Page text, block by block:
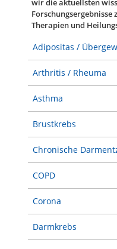
wir die aktuellsten
Forschungs­ergebnisse
Therapien und
Adipositas /
Arthritis / Rheuma
Asthma
Brustkrebs
Chronische
COPD
Corona
Darmkrebs